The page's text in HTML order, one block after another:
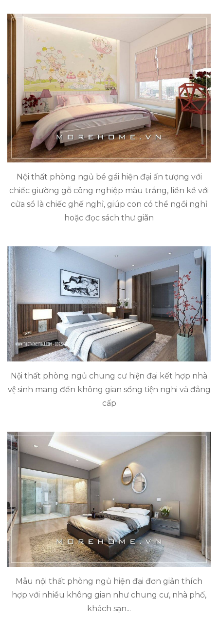
Nội thất phòng ngủ bé gái hiện đại ấn tượng với
chiếc giường gỗ công nghiệp màu trắng, liền kề với
cửa sổ là chiếc ghế nghỉ, giúp con có thể ngồi nghỉ
hoặc đọc sách thư giãn
Nội thất phòng ngủ chung cư hiện đại kết hợp nhà
vệ sinh mang đến không gian sống tiện nghi và đẳng
cấp
Mẫu nội thất phòng ngủ hiện đại đơn giản thích
hợp với nhiều không gian như chung cư, nhà phố,
khách sạn...